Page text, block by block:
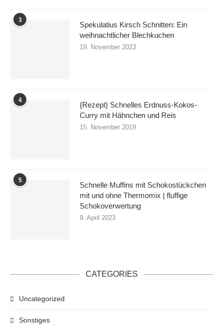
3
Spekulatius Kirsch Schnitten: Ein
weihnachtlicher Blechkuchen
19. November 2023
4
{Rezept} Schnelles Erdnuss-Kokos-
Curry mit Hähnchen und Reis
15. November 2019
5
Schnelle Muffins mit Schokostückchen
mit und ohne Thermomix | fluffige
Schokoverwertung
9. April 2023
CATEGORIES
Uncategorized
Sonstiges